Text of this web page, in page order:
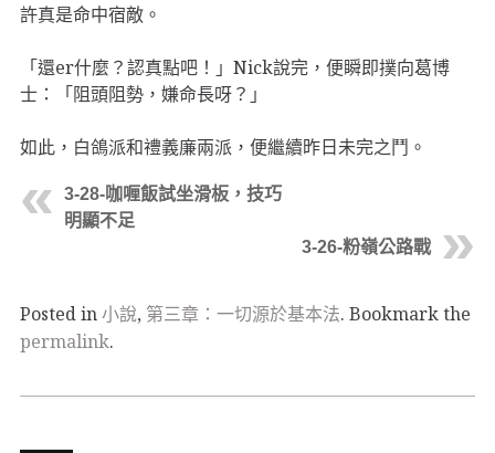
許真是命中宿敵。
「還er什麼？認真點吧！」Nick說完，便瞬即撲向葛博
士：「阻頭阻勢，嫌命長呀？」
如此，白鴿派和禮義廉兩派，便繼續昨日未完之鬥。
3-28-咖喱飯試坐滑板，技巧
明顯不足
3-26-粉嶺公路戰
Posted in小說, 第三章：一切源於基本法. Bookmark the
permalink.